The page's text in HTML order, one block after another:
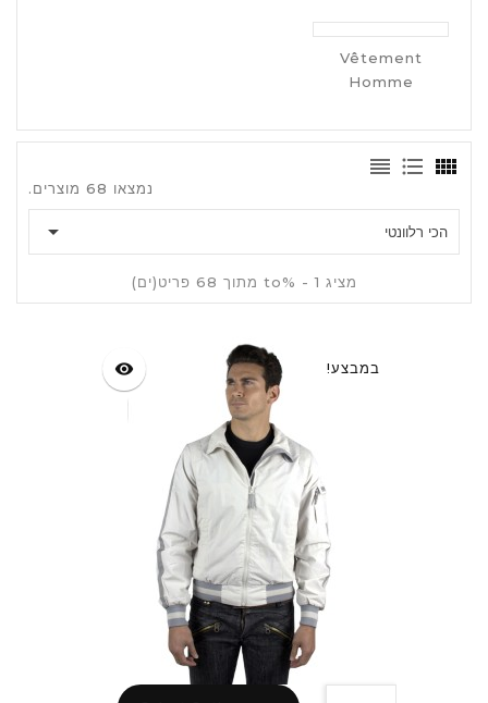
Vêtement
Homme
נמצאו 68 מוצרים.
הכי רלוונטי 
מציג 1 - %to מתוך 68 פריט(ים)
במבצע! visibility